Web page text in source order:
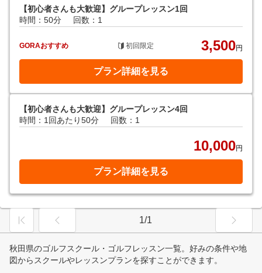
【初心者さんも大歓迎】グループレッスン1回
時間：50分
回数：1
GORAおすすめ 初回限定 3,500円
プラン詳細を見る
【初心者さんも大歓迎】グループレッスン4回
時間：1回あたり50分
回数：1
10,000円
プラン詳細を見る
1/1
秋田県のゴルフスクール・ゴルフレッスン一覧。好みの条件や地
図からスクールやレッスンプランを探すことができます。